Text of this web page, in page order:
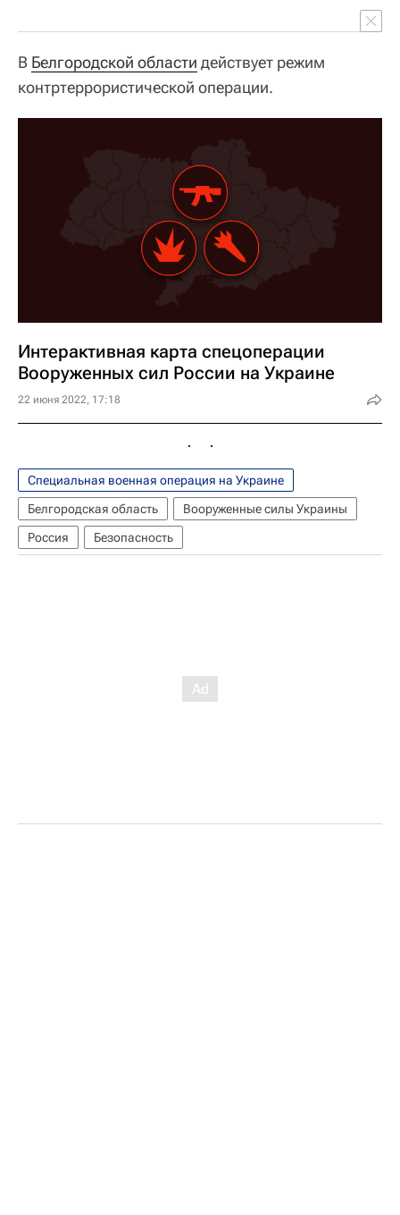
В Белгородской области действует режим
контртеррористической операции.
Интерактивная карта спецоперации
Вооруженных сил России на Украине
22 июня 2022, 17:18
Специальная военная операция на Украине
Белгородская область
Вооруженные силы Украины
Россия
Безопасность